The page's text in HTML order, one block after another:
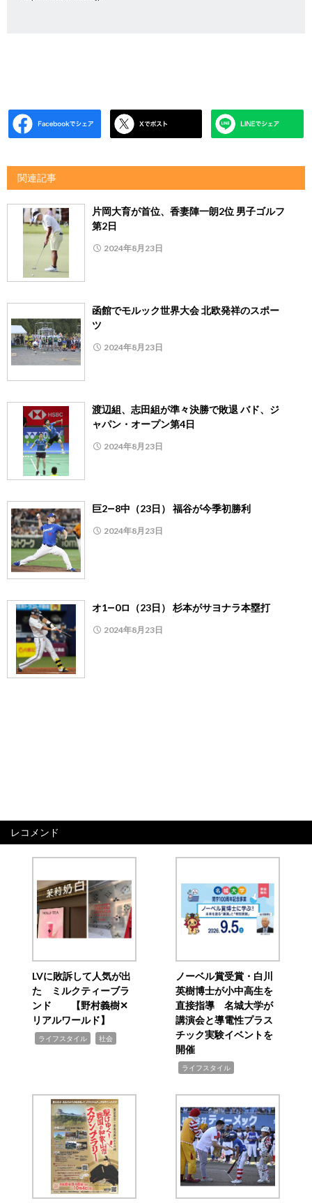
関連記事
片岡大育が首位、香妻陣一朗2位 男子ゴルフ
第2日
2024年8月23日
函館でモルック世界大会 北欧発祥のスポー
ツ
2024年8月23日
渡辺組、志田組が準々決勝で敗退 バド、ジ
ャパン・オープン第4日
2024年8月23日
巨2―8中（23日） 福谷が今季初勝利
2024年8月23日
オ1―0ロ（23日） 杉本がサヨナラ本塁打
2024年8月23日
レコメンド
LVに敗訴して人気が出
た ミルクティーブラ
ンド 【野村義樹✕
リアルワールド】
ライフスタイル 社会
ノーベル賞受賞・白川
英樹博士が小中高生を
直接指導 名城大学が
講演会と導電性プラス
チック実験イベントを
開催
ライフスタイル